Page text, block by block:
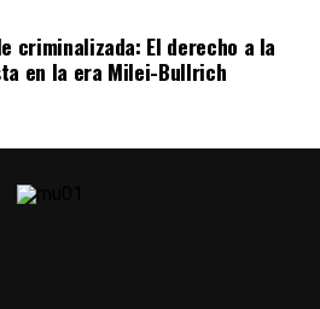
criminalizada: El derecho a la
en la era Milei-Bullrich